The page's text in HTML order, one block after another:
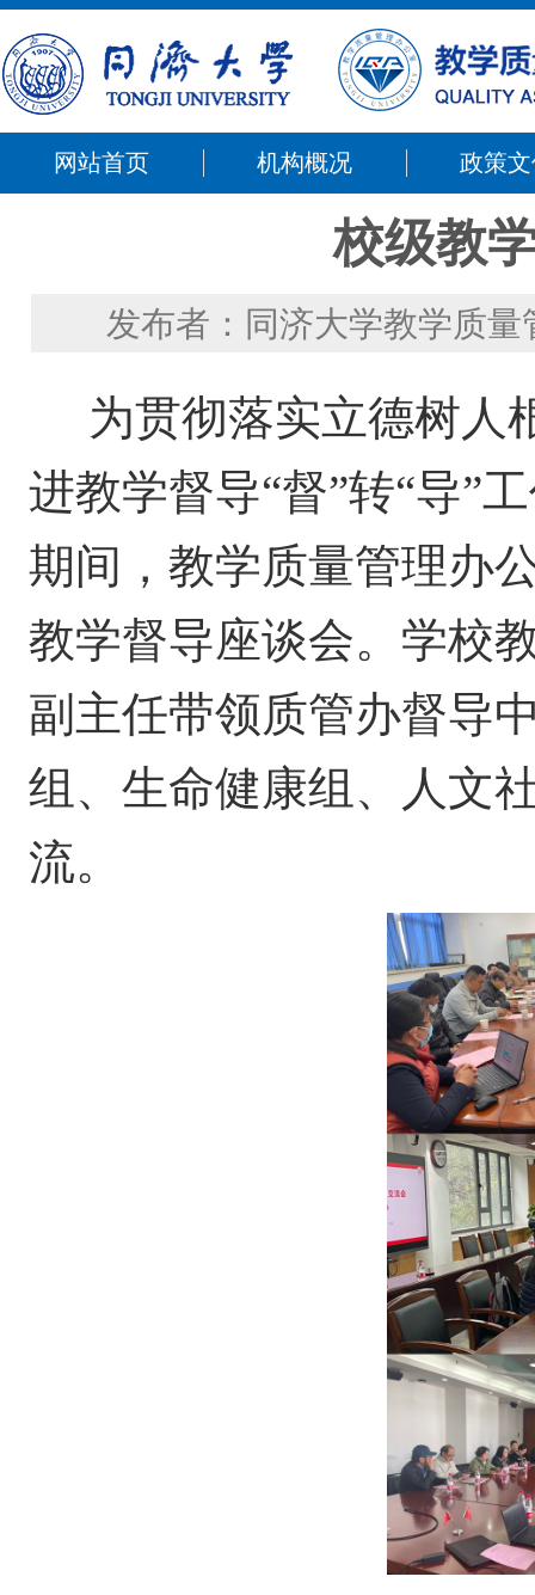
网站首页 机构概况 政策
校级教
发布者：同济大学教学质量
为贯彻落实立德树人
进教学督导“督”转“导”
期间，教学质量管理办
教学督导座谈会。学校
副主任带领质管办督导
组、生命健康组、人文
流。